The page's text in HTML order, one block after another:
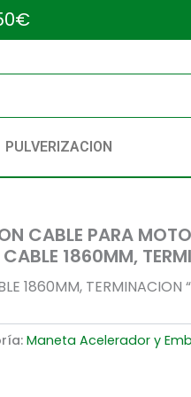
PULVERIZACION
CABLE PARA
1860MM,
1860MM, TERMINACION
Maneta Acelerador y